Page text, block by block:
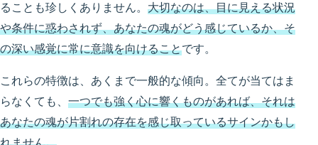
ることも珍しくありません。 大切なのは、目に見える状況
や条件に惑わされず、あなたの魂がどう感じているか、そ
の深い感覚に常に意識を向けることです。
これらの特徴は、あくまで一般的な傾向。全てが当てはま
らなくても、 一つでも強く心に響くものがあれば、それは
あなたの魂が片割れの存在を感じ取っているサインかもし
れません。